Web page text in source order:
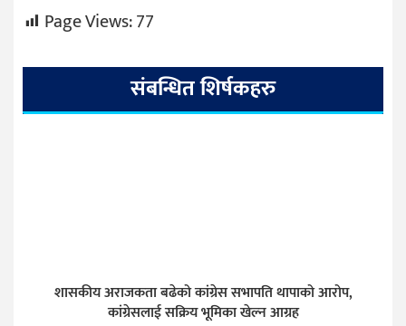
Page Views:77
संबन्धित शिर्षकहरु
शासकीय अराजकता बढेको कांग्रेस सभापति थापाको आरोप,
कांग्रेसलाई सक्रिय भूमिका खेल्न आग्रह